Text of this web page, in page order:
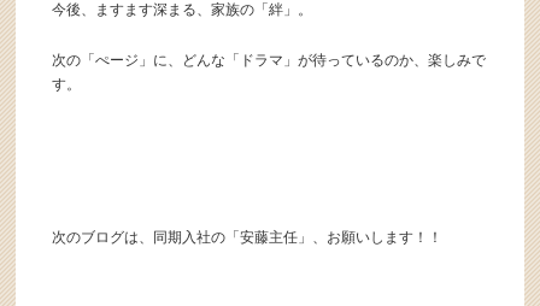
今後、ますます深まる、家族の「絆」。
次の「ぺージ」に、どんな「ドラマ」が待っているのか、楽しみで
す。
次のブログは、同期入社の「安藤主任」、お願いします！！